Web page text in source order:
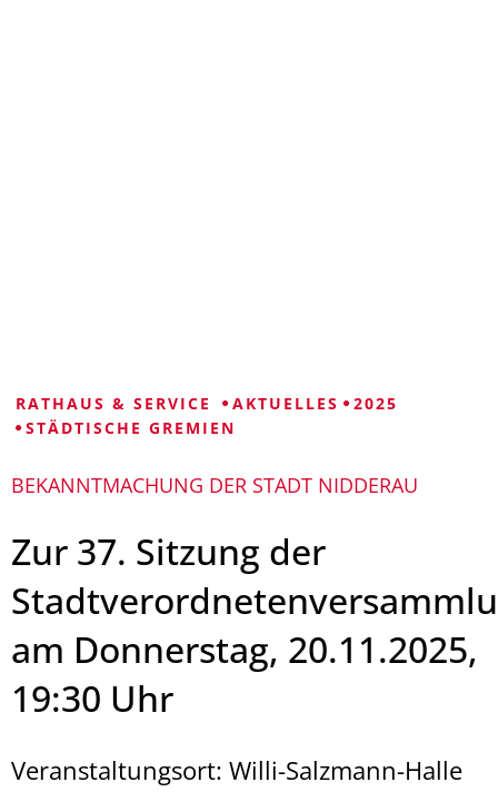
RATHAUS & SERVICE AKTUELLES
2025
STÄDTISCHE GREMIEN
BEKANNTMACHUNG DER STADT NIDDERAU
Zur 37. Sitzung der
am Donnerstag, 20.11.2025,
19:30 Uhr
Veranstaltungsort: Willi-Salzmann-Halle